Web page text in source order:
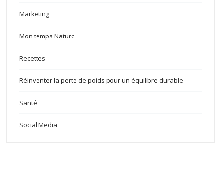
Marketing
Mon temps Naturo
Recettes
Réinventer la perte de poids pour un équilibre durable
Santé
Social Media